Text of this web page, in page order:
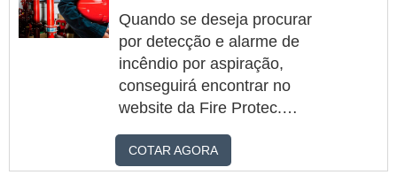
ASPIRAÇÃOQuem precisa
de detecção de incêndio
por aspiração em uma
empresa inovadora,
descobre o site da Fire
com elaboração de...
Quando se deseja procurar
por detecção e alarme de
incêndio por aspiração,
conseguirá encontrar no
website da Fire Protec.
por meio do maior
COTAR AGORA